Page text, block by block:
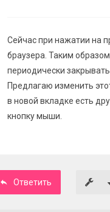
Сейчас при нажатии на
браузера. Таким
периодически закрывать.
Предлагаю изменить
в новой вкладке есть
кнопку мыши.
Ответить